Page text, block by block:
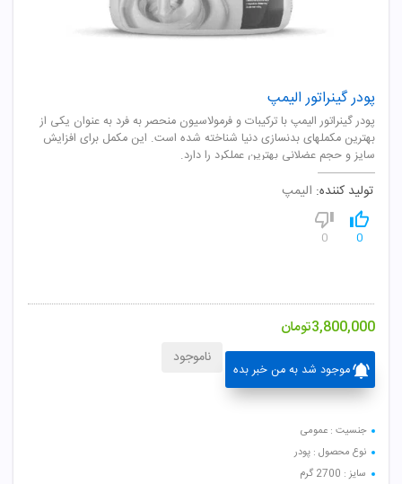
پودر گینراتور الیمپ
پودر گینراتور الیمپ با ترکیبات و فرمولاسیون منحصر به فرد به عنوان یکی از
بهترین مکملهای بدنسازی دنیا شناخته شده است. این مکمل برای افزایش
سایز و حجم عضلانی بهترین عملکرد را دارد.
تولید کننده: الیمپ
0
0
3,800,000تومان
موجود شد به من خبر بده
ناموجود
جنسیت : عمومی
نوع محصول : پودر
سایز : 2700 گرم